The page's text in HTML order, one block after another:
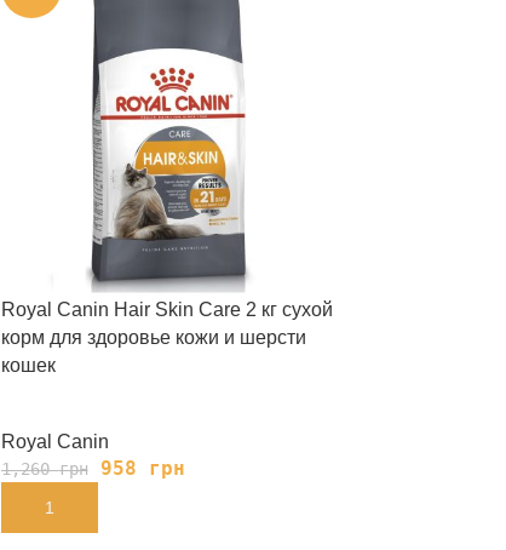
Royal Canin Hair Skin Care 2 кг сухой
корм для здоровье кожи и шерсти
кошек
Royal Canin
1,260грн 958 грн
В КОРЗИНУ